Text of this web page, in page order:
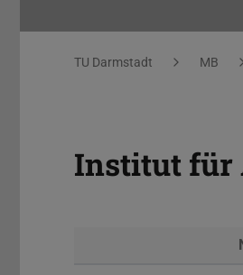
Sie befinden sich hier:
TU Darmstadt MB
Institut für